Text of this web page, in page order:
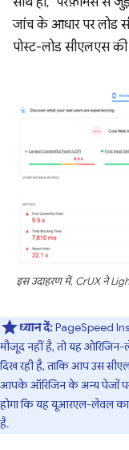
जांच के आधार पर लोड
पोस्ट-लोड सीएलएस
इस उदाहरण में, CrUX ने
ध्यान दें:PageSpeed
मौजूद नहीं है, तो यह ओरिजिन-
दिख रही है, ताकि आप उस
आपके ऑरिजिन के अन्य पेजों पर
होगा कि यह यूआरएल-लेवल का
है.